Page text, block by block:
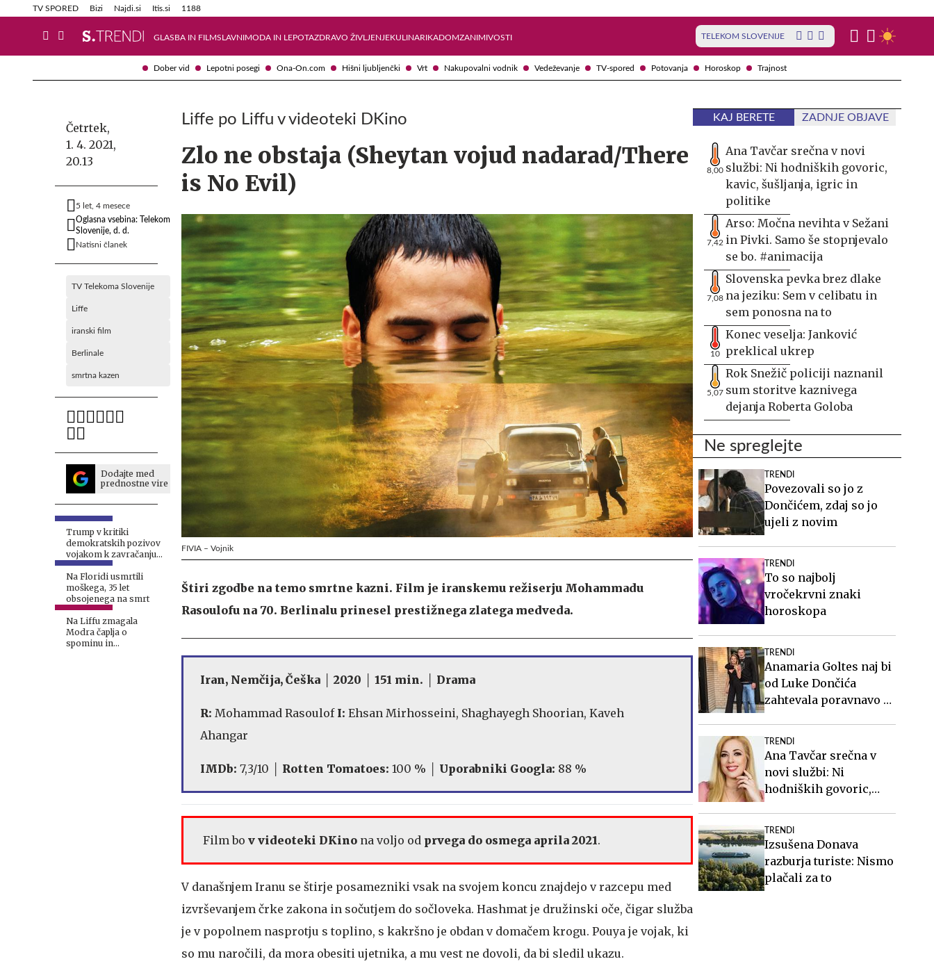
Dober vid Lepotni posegi Ona-On.com Hišni ljubljenčki Vrt Nakupovalni vodnik Vedeževanje TV-spored Potovanja Horoskop Trajnost
TV SPORED Bizi Najdi.si Itis.si 1188
GLASBA IN FILMSLAVNIMODA IN LEPOTAZDRAVO ŽIVLJENJEKULINARIKADOMZANIMIVOSTI TELEKOM SLOVENIJE
Info in obvestila Tehnik
Četrtek,
1. 4. 2021,
20.13
5 let, 4 mesece
Oglasna vsebina: Telekom
Slovenije, d. d.
Natisni članek
TV Telekoma Slovenije
Liffe
iranski film
Berlinale
smrtna kazen
Dodajte med
prednostne vire
Trump v kritiki
demokratskih pozivov
vojakom k zavračanju
ukazov omenil smrtno
kazen
Na Floridi usmrtili
moškega, 35 let
obsojenega na smrt
Na Liffu zmagala
Modra čaplja o
spominu in
Liffe po Liffu v videoteki DKino
Zlo ne obstaja (Sheytan vojud nadarad/There
is No Evil)
FIVIA – Vojnik
Štiri zgodbe na temo smrtne kazni. Film je iranskemu režiserju Mohammadu
Rasoulofu na 70. Berlinalu prinesel prestižnega zlatega medveda.
Iran, Nemčija, Češka │ 2020 │ 151 min. │ Drama
R: Mohammad Rasoulof I: Ehsan Mirhosseini, Shaghayegh Shoorian, Kaveh
Ahangar
IMDb: 7,3/10 │ Rotten Tomatoes: 100 % │ Uporabniki Googla: 88 %
Film bo v videoteki DKino na voljo od prvega do osmega aprila 2021.
V današnjem Iranu se štirje posamezniki vsak na svojem koncu znajdejo v razcepu med
izvrševanjem črke zakona in sočutjem do sočloveka. Hashmat je družinski oče, čigar služba
je v popolnem nasprotju s toplino, s kakršno je obdan v domačem krogu. Pouya je vojak, ki
so mu naročili, da mora obesiti ujetnika, a mu vest ne dovoli, da bi sledil ukazu.
KAJ BERETE ZADNJE OBJAVE
8,00
Ana Tavčar srečna v novi
službi: Ni hodniških govoric,
kavic, šušljanja, igric in
politike
7,42
Arso: Močna nevihta v Sežani
in Pivki. Samo še stopnjevalo
se bo. #animacija
7,08
Slovenska pevka brez dlake
na jeziku: Sem v celibatu in
sem ponosna na to
10
Konec veselja: Janković
preklical ukrep
5,07
Rok Snežič policiji naznanil
sum storitve kaznivega
dejanja Roberta Goloba
Ne spreglejte
TRENDI
Povezovali so jo z
Dončićem, zdaj so jo
ujeli z novim
TRENDI
To so najbolj
vročekrvni znaki
horoskopa
TRENDI
Anamaria Goltes naj bi
od Luke Dončića
zahtevala poravnavo v
TRENDI
Ana Tavčar srečna v
novi službi: Ni
hodniških govoric,
TRENDI
Izsušena Donava
razburja turiste: Nismo
plačali za to